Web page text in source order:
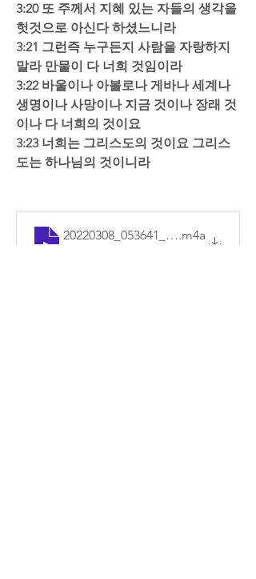
3:20 또 주께서 지혜 있는 자들의 생각을
헛것으로 아신다 하셨느니라
3:21 그런즉 누구든지 사람을 자랑하지
말라 만물이 다 너희 것임이라
3:22 바울이나 아볼로나 게바나 세계나
생명이나 사망이나 지금 것이나 장래 것
이나 다 너희의 것이요
3:23 너희는 그리스도의 것이요 그리스
도는 하나님의 것이니라
20220308_053641_기본.m4a